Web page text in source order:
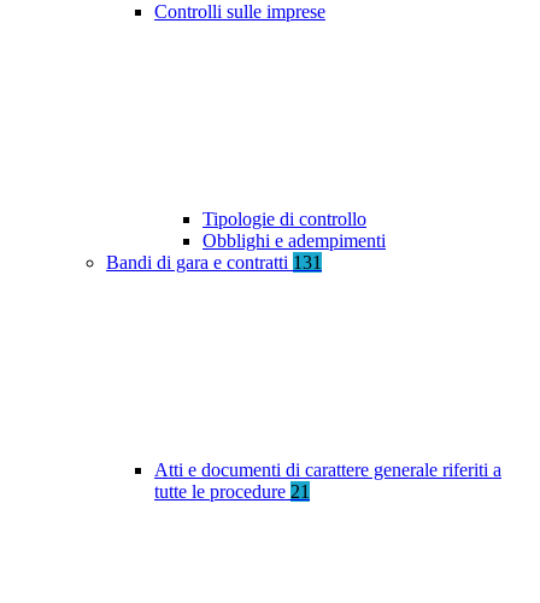
Controlli sulle imprese
Tipologie di controllo
Obblighi e adempimenti
Bandi di gara e contratti 131
Atti e documenti di carattere generale riferiti a
tutte le procedure 21